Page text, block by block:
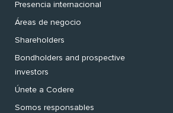
Presencia internacional
Áreas de negocio
Shareholders
Bondholders and prospective
investors
Únete a Codere
Somos responsables